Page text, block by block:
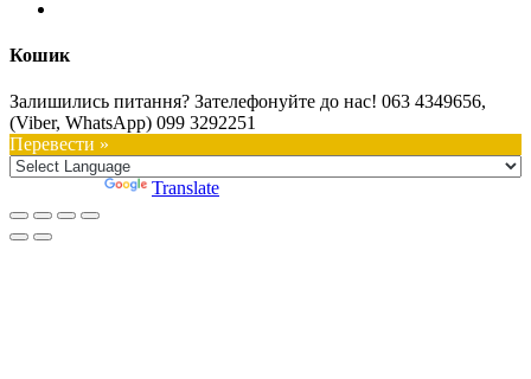
Кошик
Залишились питання? Зателефонуйте до нас! 063 4349656,
(Viber, WhatsApp) 099 3292251
Перевести »
Translate